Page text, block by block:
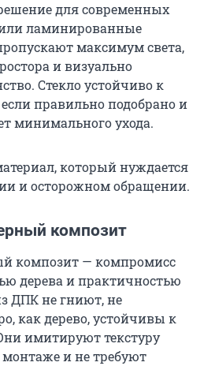
для современных
ламинированные
максимум света,
и визуально
Стекло устойчиво к
правильно подобрано и
минимального ухода.
который нуждается
и осторожном обращении.
композит
композит — компромисс
дерева и практичностью
ДПК не гниют, не
как дерево, устойчивы к
имитируют текстуру
и не требуют